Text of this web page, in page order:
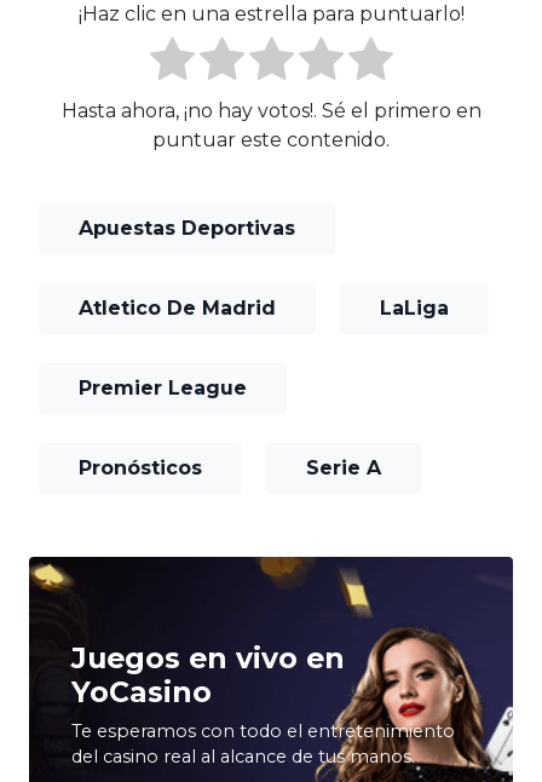
¡Haz clic en una estrella para puntuarlo!
Hasta ahora, ¡no hay votos!. Sé el primero en
puntuar este contenido.
Apuestas Deportivas
Atletico De Madrid LaLiga
Premier League
Pronósticos Serie A
Juegos en vivo en
YoCasino
Te esperamos con todo el entretenimiento
del casino real al alcance de tus manos.